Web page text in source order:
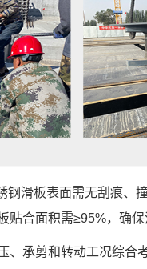
钢滑板表面需无刮痕、
贴合面积需≥95%，确
、承剪和转动工况综合